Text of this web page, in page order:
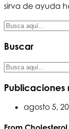
sirva de ayuda
Buscar
Publicaciones
agosto 5,